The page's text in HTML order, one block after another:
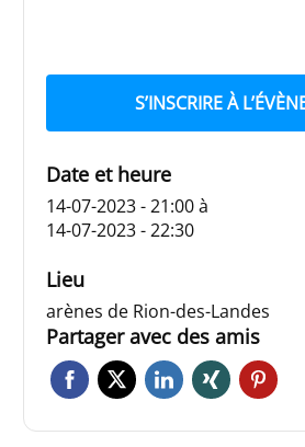
S’INSCRIRE À
Date et heure
14-07-2023 - 21:00à
14-07-2023 - 22:30
Lieu
arènes de Rion-des-Landes
Partager avec des amis